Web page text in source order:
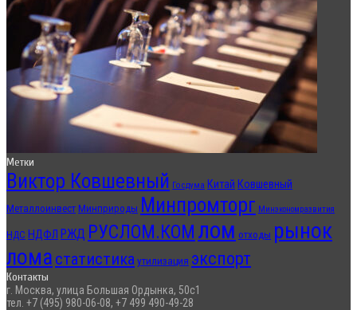
Метки
Виктор Ковшевный Госдума Китай Ковшевный
Металлоинвест Минприроды Минпромторг Минэкономразвития
НДС НДФЛ РЖД РУСЛОМ.КОМ лом отходы рынок
лома статистика утилизация экспорт
Контакты
г. Москва, улица Большая Ордынка, 50с1
тел. +7 (495) 980-06-08, +7 499 490-49-28